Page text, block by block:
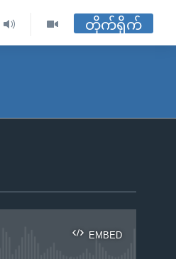
တိုက်ရိုက်
EMBED